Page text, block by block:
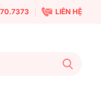
LIÊN HỆ